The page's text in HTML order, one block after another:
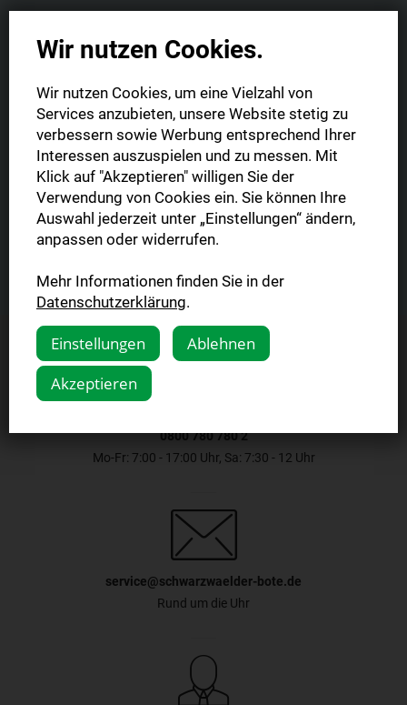
Abonnement und
Vertrag
Was ist die Digitale Zeitung?
Format (1:1 Abbild der gedruckten Tageszeitung) oder in der
mobil optimierten Leseansicht zu lesen. Zudem können Sie
bereits am Abend ab 19 Uhr ausgewählte Seiten und Artikeln
aus der Ausgabe von morgen lesen. Ab 4 Uhr morgens steht
Ihnen die komplette Zeitung zur Verfügung. In der digitalen
Zeitung finden Sie nun auch Prospekte und Beilagen, die der
gedruckten Zeitung beiliegen, inklusive dem wöchentlichen
Fernsehprogramm. In der digitalen Zeitungs-App bleiben Sie
Dort finden Sie die neuesten Artikel, Bilder und Videos von
0800 780 780 2
Mo-Fr: 7:00 - 17:00 Uhr, Sa: 7:30 - 12 Uhr
service@schwarzwaelder-bote.de
Rund um die Uhr
Wir nutzen Cookies.
Wir nutzen Cookies, um eine Vielzahl von
Services anzubieten, unsere Website stetig zu
verbessern sowie Werbung entsprechend Ihrer
Interessen auszuspielen und zu messen. Mit
Klick auf "Akzeptieren" willigen Sie der
Verwendung von Cookies ein. Sie können Ihre
Auswahl jederzeit unter „Einstellungen“ ändern,
anpassen oder widerrufen.
Mehr Informationen finden Sie in der
Datenschutzerklärung.
Einstellungen
Ablehnen
Akzeptieren